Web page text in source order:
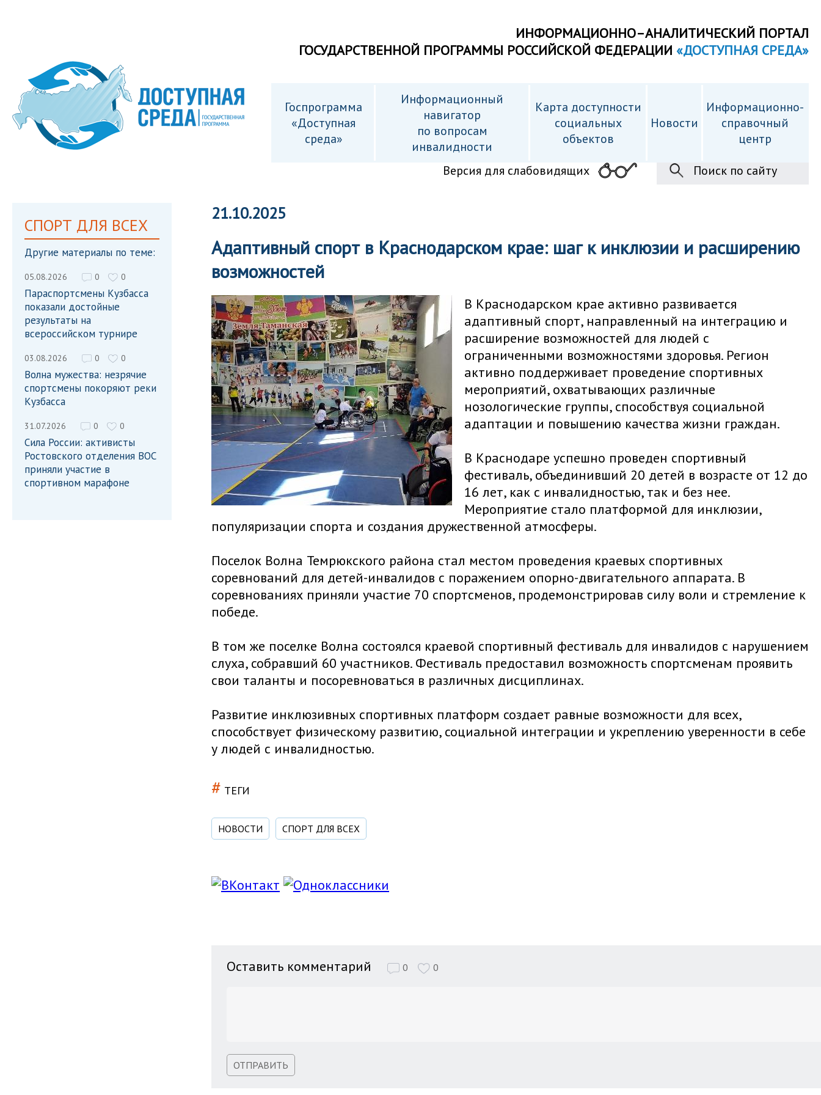
ИНФОРМАЦИОННО–АНАЛИТИЧЕСКИЙ ПОРТАЛ
ГОСУДАРСТВЕННОЙ ПРОГРАММЫ РОССИЙСКОЙ ФЕДЕРАЦИИ «ДОСТУПНАЯ СРЕДА»
Госпрограмма
«Доступная
среда»
Информационный
навигатор
по вопросам
инвалидности
Карта доступности
cоциальных
объектов
Новости
Информационно-
справочный
центр
Версия для слабовидящих
Поиск по сайту
СПОРТ ДЛЯ ВСЕХ
Другие материалы по теме:
05.08.2026 0 0
Параспортсмены Кузбасса
показали достойные
результаты на
всероссийском турнире
03.08.2026 0 0
Волна мужества: незрячие
спортсмены покоряют реки
Кузбасса
31.07.2026 0 0
Сила России: активисты
Ростовского отделения ВОС
приняли участие в
спортивном марафоне
21.10.2025
Адаптивный спорт в Краснодарском крае: шаг к инклюзии и расширению
возможностей
В Краснодарском крае активно развивается
адаптивный спорт, направленный на интеграцию и
расширение возможностей для людей с
ограниченными возможностями здоровья. Регион
активно поддерживает проведение спортивных
мероприятий, охватывающих различные
нозологические группы, способствуя социальной
адаптации и повышению качества жизни граждан.
В Краснодаре успешно проведен спортивный
фестиваль, объединивший 20 детей в возрасте от 12 до
16 лет, как с инвалидностью, так и без нее.
Мероприятие стало платформой для инклюзии,
популяризации спорта и создания дружественной атмосферы.
Поселок Волна Темрюкского района стал местом проведения краевых спортивных
соревнований для детей-инвалидов с поражением опорно-двигательного аппарата. В
соревнованиях приняли участие 70 спортсменов, продемонстрировав силу воли и стремление к
победе.
В том же поселке Волна состоялся краевой спортивный фестиваль для инвалидов с нарушением
слуха, собравший 60 участников. Фестиваль предоставил возможность спортсменам проявить
свои таланты и посоревноваться в различных дисциплинах.
Развитие инклюзивных спортивных платформ создает равные возможности для всех,
способствует физическому развитию, социальной интеграции и укреплению уверенности в себе
у людей с инвалидностью.
# ТЕГИ
НОВОСТИ СПОРТ ДЛЯ ВСЕХ
Оставить комментарий 0 0
ОТПРАВИТЬ